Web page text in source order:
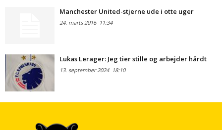
Manchester United-stjerne ude i otte uger
24. marts 201611:34
Lukas Lerager: Jeg tier stille og arbejder hårdt
13. september 202418:10